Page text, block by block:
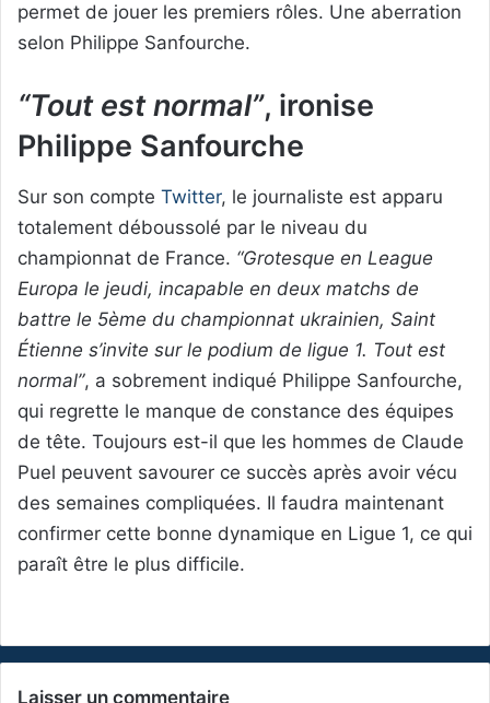
permet de jouer les premiers rôles. Une aberration
selon Philippe Sanfourche.
“Tout est normal”, ironise
Philippe Sanfourche
Sur son compte Twitter, le journaliste est apparu
totalement déboussolé par le niveau du
championnat de France. “Grotesque en League
Europa le jeudi, incapable en deux matchs de
battre le 5ème du championnat ukrainien, Saint
Étienne s’invite sur le podium de ligue 1. Tout est
normal”, a sobrement indiqué Philippe Sanfourche,
qui regrette le manque de constance des équipes
de tête. Toujours est-il que les hommes de Claude
Puel peuvent savourer ce succès après avoir vécu
des semaines compliquées. Il faudra maintenant
confirmer cette bonne dynamique en Ligue 1, ce qui
paraît être le plus difficile.
Laisser un commentaire